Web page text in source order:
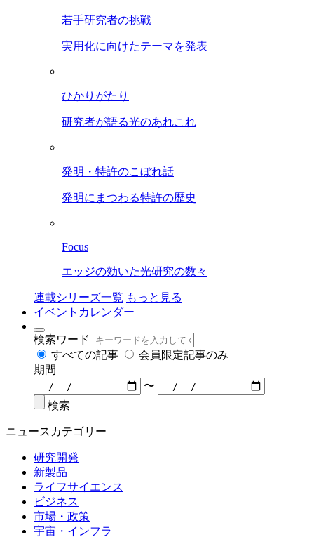
若手研究者の挑戦
実用化に向けたテーマを発表
ひかりがたり
研究者が語る光のあれこれ
発明・特許のこぼれ話
発明にまつわる特許の歴史
Focus
エッジの効いた光研究の数々
連載シリーズ一覧 もっと見る
イベントカレンダー
検索ワード
すべての記事
会員限定記事のみ
期間
〜
検索
ニュースカテゴリー
研究開発
新製品
ライフサイエンス
ビジネス
市場・政策
宇宙・インフラ